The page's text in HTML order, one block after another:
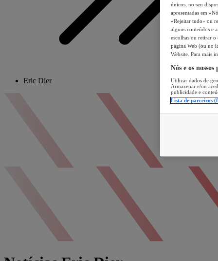
Eric Dier
únicos, no seu
apresentadas em
«Rejeitar tudo» ou
alguns conteúdos e
escolhas ou retirar
página Web (ou no
Website. Para mais
Nós e os
Utilizar dados de
Armazenar e/ou
publicidade e
Lista de parceiros